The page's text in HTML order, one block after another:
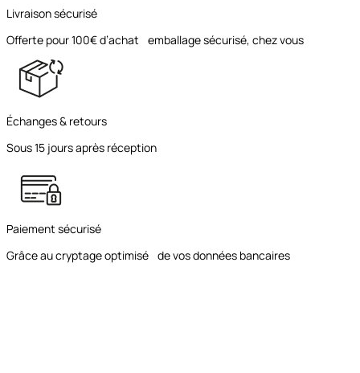
Livraison sécurisé
Offerte pour 100€ d’achat emballage sécurisé, chez vous
Échanges & retours
Sous 15 jours après réception
Paiement sécurisé
Grâce au cryptage optimisé de vos données bancaires